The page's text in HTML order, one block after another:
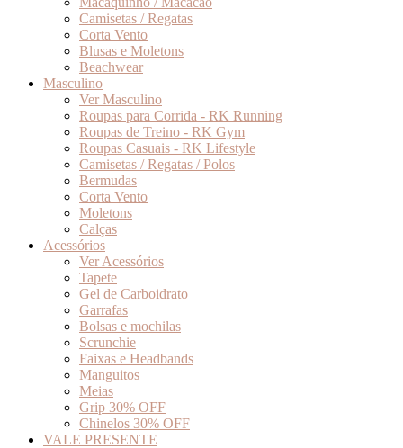
Camisetas / Regatas
Corta Vento
Blusas e Moletons
Beachwear
Masculino
Ver Masculino
Roupas para Corrida - RK Running
Roupas de Treino - RK Gym
Roupas Casuais - RK Lifestyle
Camisetas / Regatas / Polos
Bermudas
Corta Vento
Moletons
Calças
Acessórios
Ver Acessórios
Tapete
Gel de Carboidrato
Garrafas
Bolsas e mochilas
Scrunchie
Faixas e Headbands
Manguitos
Meias
Grip 30% OFF
Chinelos 30% OFF
VALE PRESENTE